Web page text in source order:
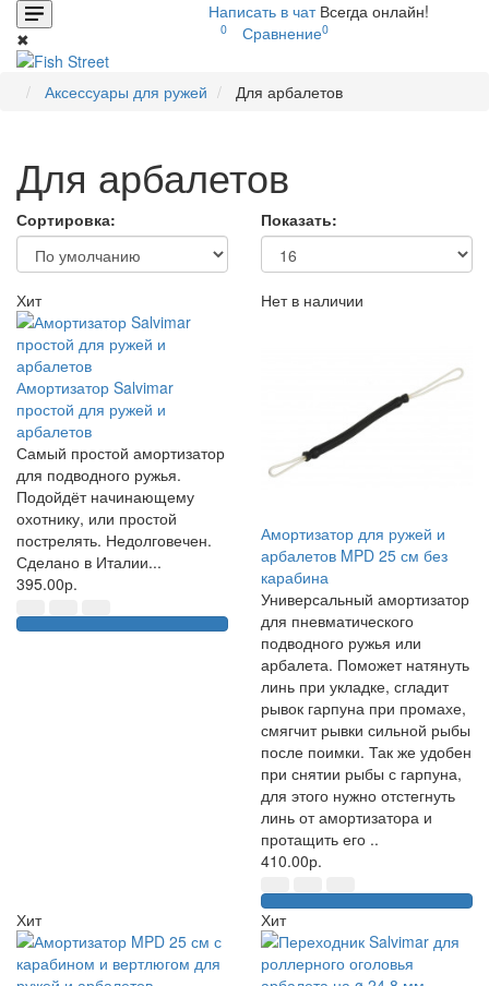
✖
Написать в чатВсегда онлайн!
0 Сравнение0
Аксессуары для ружей Для арбалетов
Для арбалетов
Сортировка: Показать:
Хит
Амортизатор Salvimar
простой для ружей и
арбалетов
Самый простой амортизатор
для подводного ружья.
Подойдёт начинающему
охотнику, или простой
пострелять. Недолговечен.
Сделано в Италии...
395.00р.
Нет в наличии
Амортизатор для ружей и
арбалетов MPD 25 см без
карабина
Универсальный амортизатор
для пневматического
подводного ружья или
арбалета. Поможет натянуть
линь при укладке, сгладит
рывок гарпуна при промахе,
смягчит рывки сильной рыбы
после поимки. Так же удобен
при снятии рыбы с гарпуна,
для этого нужно отстегнуть
линь от амортизатора и
протащить его ..
410.00р.
Хит Хит